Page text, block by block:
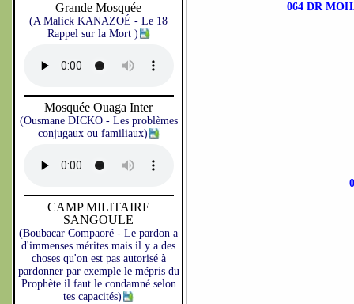
Grande Mosquée
(A Malick KANAZOÉ - Le 18
Rappel sur la Mort )
Mosquée Ouaga Inter
(Ousmane DICKO - Les problèmes
conjugaux ou familiaux)
CAMP MILITAIRE
SANGOULE
(Boubacar Compaoré - Le pardon a
d'immenses mérites mais il y a des
choses qu'on est pas autorisé à
pardonner par exemple le mépris du
Prophète il faut le condamné selon
tes capacités)
064 DR